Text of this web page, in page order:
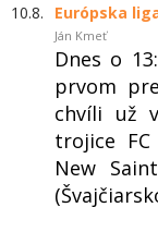
10.8. Európska
Ján Kmeť
Dnes o
prvom
chvíli už
trojice FC
New